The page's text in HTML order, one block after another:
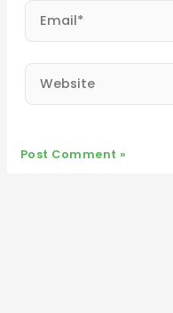
Email*
Website